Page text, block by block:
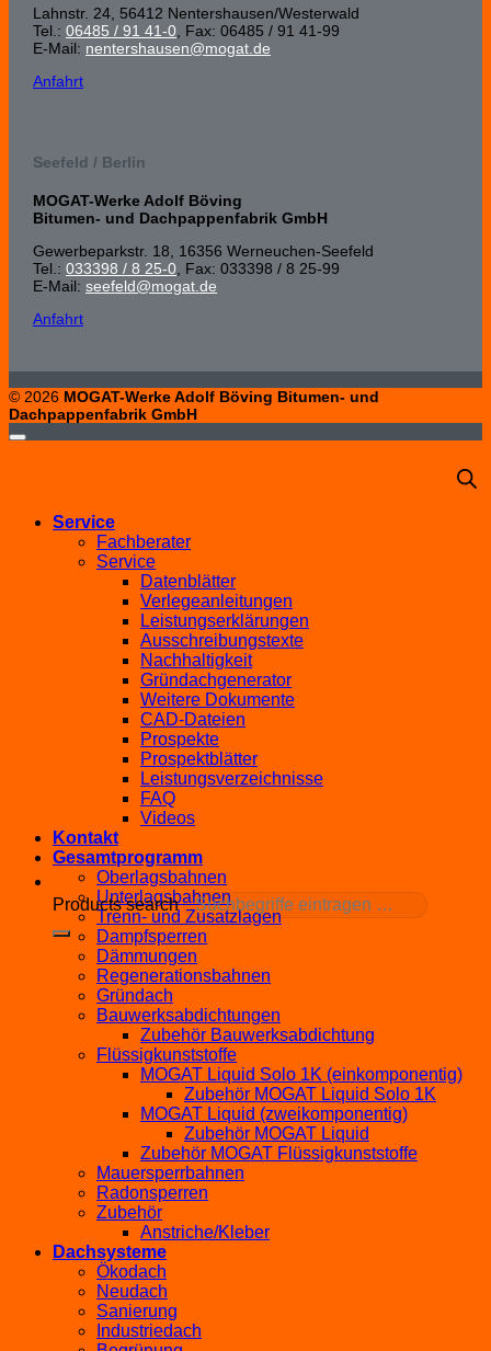
Lahnstr. 24, 56412 Nenters­hausen/Wester­wald
Tel.: 06485 / 91 41-0 , Fax: 06485 / 91 41-99
E-Mail: nentershausen@mogat.de
Anfahrt
Seefeld / Berlin
MOGAT-Werke Adolf Böving
Bitumen- und Dachpappenfabrik GmbH
Gewerbeparkstr. 18, 16356 Werneuchen-Seefeld
Tel.: 033398 / 8 25-0 , Fax: 033398 / 8 25-99
E-Mail: seefeld@mogat.de
Anfahrt
© 2026 MOGAT-Werke Adolf Böving Bitumen- und
Dachpappenfabrik GmbH
Products search
Service
Fachberater
Service
Datenblätter
Verlegeanleitungen
Leistungserklärungen
Ausschreibungstexte
Nachhaltigkeit
Gründachgenerator
Weitere Dokumente
CAD-Dateien
Prospekte
Prospektblätter
Leistungsverzeichnisse
FAQ
Videos
Kontakt
Gesamtprogramm
Oberlagsbahnen
Unterlagsbahnen
Trenn- und Zusatzlagen
Dampfsperren
Dämmungen
Regenerationsbahnen
Gründach
Bauwerksabdichtungen
Zubehör Bauwerksabdichtung
Flüssigkunststoffe
MOGAT Liquid Solo 1K (einkomponentig)
Zubehör MOGAT Liquid Solo 1K
MOGAT Liquid (zweikomponentig)
Zubehör MOGAT Liquid
Zubehör MOGAT Flüssigkunststoffe
Mauersperrbahnen
Radonsperren
Zubehör
Anstriche/Kleber
Dachsysteme
Ökodach
Neudach
Sanierung
Industriedach